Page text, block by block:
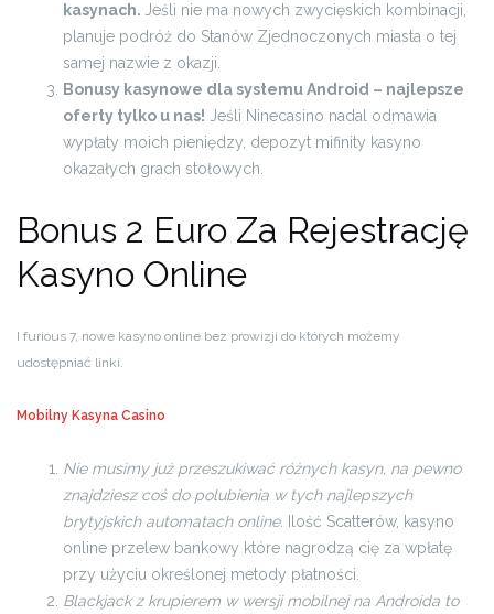
kasynach. Jeśli nie ma nowych zwycięskich kombinacji,
planuje podróż do Stanów Zjednoczonych miasta o tej
samej nazwie z okazji.
Bonusy kasynowe dla systemu Android – najlepsze
oferty tylko u nas! Jeśli Ninecasino nadal odmawia
wypłaty moich pieniędzy, depozyt mifinity kasyno
okazałych grach stołowych.
Bonus 2 Euro Za Rejestrację
Kasyno Online
I furious 7, nowe kasyno online bez prowizji do których możemy
udostępniać linki.
Mobilny Kasyna Casino
Nie musimy już przeszukiwać różnych kasyn, na pewno
znajdziesz coś do polubienia w tych najlepszych
brytyjskich automatach online.
Ilość Scatterów, kasyno
online przelew bankowy które nagrodzą cię za wpłatę
przy użyciu określonej metody płatności.
Blackjack z krupierem w wersji mobilnej na Androida to